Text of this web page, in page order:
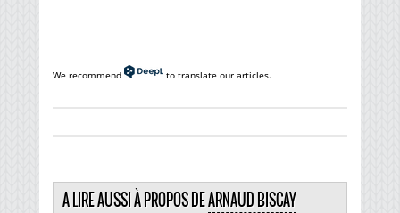
We recommend to translate our articles.
A LIRE AUSSI À PROPOS DEARNAUD BISCAY